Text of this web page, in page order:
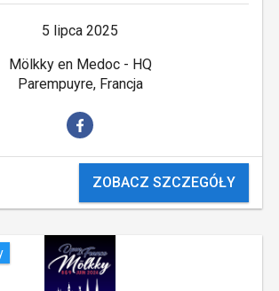
5 lipca 2025
Mölkky en Medoc - HQ
Parempuyre, Francja
ZOBACZ SZCZEGÓŁY